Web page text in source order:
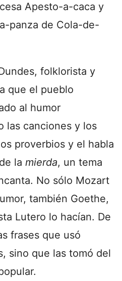
Apesto-a-caca y
panza de Cola-de-
folklorista y
que el pueblo
al humor
las canciones y los
proverbios y el habla
la mierda, un tema
No sólo Mozart
también Goethe,
Lutero lo hacían. De
frases que usó
sino que las tomó del